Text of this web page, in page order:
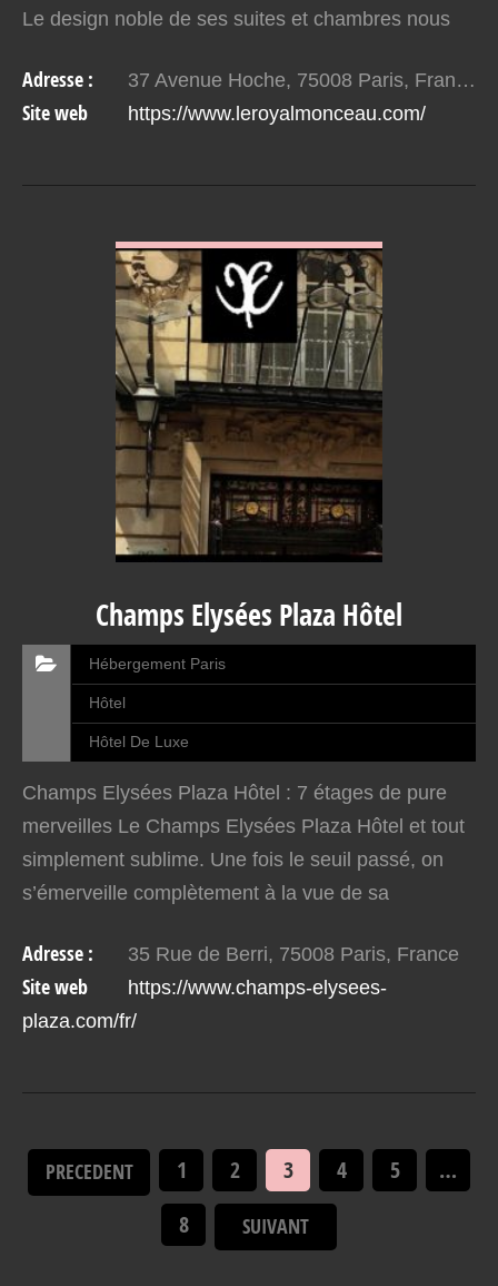
Le design noble de ses suites et chambres nous
Adresse : 37 Avenue Hoche, 75008 Paris, France
Site web https://www.leroyalmonceau.com/
Champs Elysées Plaza Hôtel
Hébergement Paris
Hôtel
Hôtel De Luxe
Champs Elysées Plaza Hôtel : 7 étages de pure
merveilles Le Champs Elysées Plaza Hôtel et tout
simplement sublime. Une fois le seuil passé, on
s’émerveille complètement à la vue de sa
l’hôtel mérite…
Adresse : 35 Rue de Berri, 75008 Paris, France
Site web
https://www.champs-elysees-
plaza.com/fr/
PRECEDENT 1 2 3 4 5
…
8
SUIVANT